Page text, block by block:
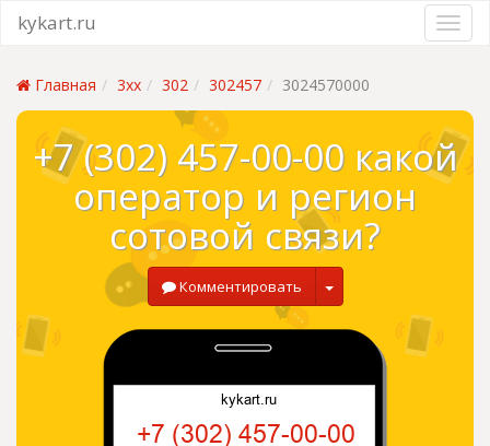
kykart.ru
Главная 3xx 302 302457 3024570000
+7 (302) 457-00-00 какой
оператор и регион
сотовой связи?
Комментировать